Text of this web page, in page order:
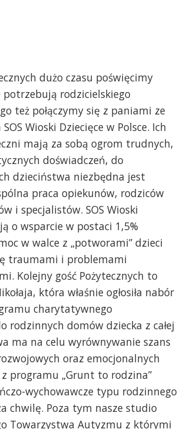
dużo czasu poświęcimy
rodzicielskiego
też połączymy się z paniami ze
Wioski Dziecięce w Polsce. Ich
mają za sobą ogrom trudnych,
doświadczeń, do
dzieciństwa niezbędna jest
praca opiekunów, rodziców
i specjalistów. SOS Wioski
o wsparcie w postaci 1,5%
w walce z „potworami” dzieci
traumami i problemami
Kolejny gość Pożytecznych to
która właśnie ogłosiła nabór
charytatywnego
rodzinnych domów dziecka z całej
ma na celu wyrównywanie szans
oraz emocjonalnych
programu „Grunt to rodzina”
wychowawcze typu rodzinnego
chwilę. Poza tym nasze studio
Towarzystwa Autyzmu z którymi